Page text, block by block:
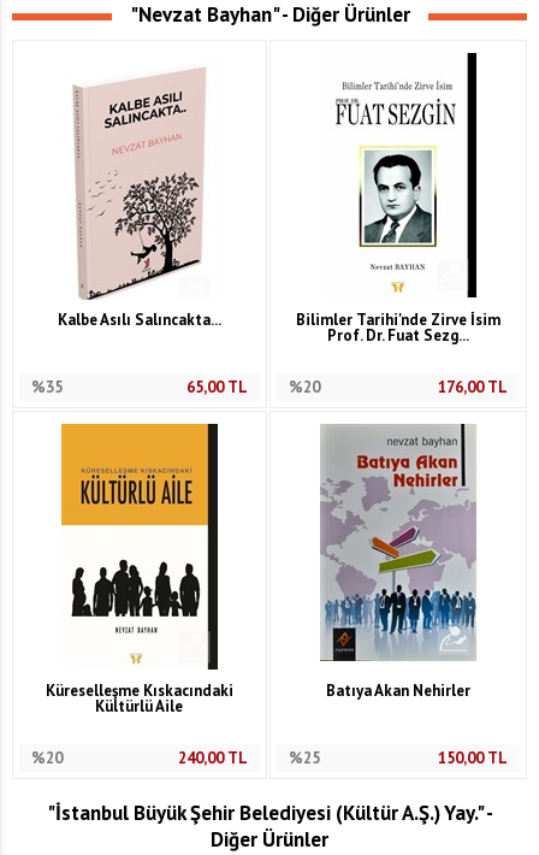
"Nevzat Bayhan" - Diğer Ürünler
Kalbe Asılı Salıncakta...
%35 65,00TL
Bilimler Tarihi'nde Zirve İsim
Prof. Dr. Fuat Sezg...
%20 176,00TL
Küreselleşme Kıskacındaki
Kültürlü Aile
%20 240,00TL
Batıya Akan Nehirler
%25 150,00TL
"İstanbul Büyük Şehir Belediyesi (Kültür A.Ş.) Yay." -
Diğer Ürünler